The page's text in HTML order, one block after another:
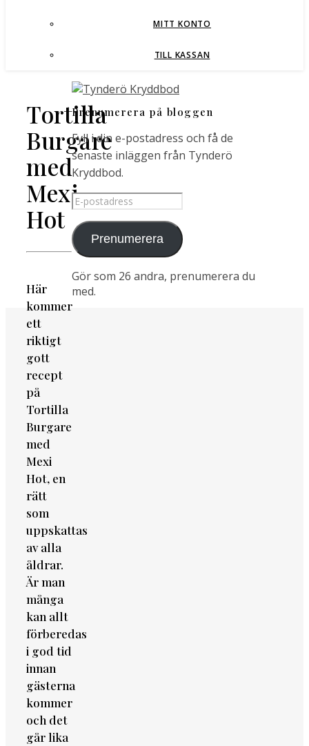
MITT KONTO
TILL KASSAN
Tortilla
Burgare
med
Mexi
Hot
Här
kommer
ett
riktigt
gott
recept
på
Tortilla
Burgare
med
Mexi
Hot, en
rätt
som
uppskattas
av alla
åldrar.
Är man
många
kan allt
förberedas
i god tid
innan
gästerna
kommer
och det
går lika
Prenumerera på bloggen
Fyll i din e-postadress och få de
senaste inläggen från Tynderö
Kryddbod.
E-
postadress
Prenumerera
Gör som 26 andra, prenumerera du
med.